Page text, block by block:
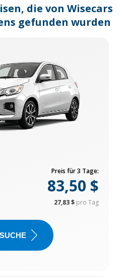
die von Wisecars
gefunden wurden
Preis für 3 Tage:
83,50 $
27,83 $ pro Tag
SUCHE